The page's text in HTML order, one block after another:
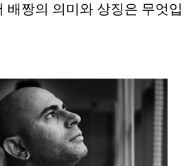
배짱의 의미와 상징은 무엇입